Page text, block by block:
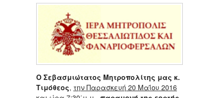
Ο Σεβασμιώτατος Μητροπολίτης μας κ.
Τιμόθεος, την Παρασκευή 20 Μαΐου 2016